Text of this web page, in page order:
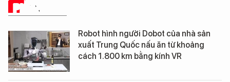
PHÂN TÍCH
Robot hình người Dobot của nhà sản
xuất Trung Quốc nấu ăn từ khoảng
cách 1.800 km bằng kính VR